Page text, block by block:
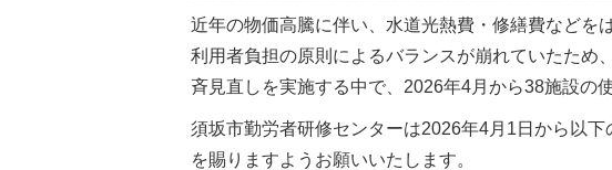
近年の物価高騰に伴い、水道光熱費・修繕費などを
利用者負担の原則によるバランスが崩れていたため
斉見直しを実施する中で、2026年4月から38施設の
須坂市勤労者研修センターは2026年4月1日から以
を賜りますようお願いいたします。